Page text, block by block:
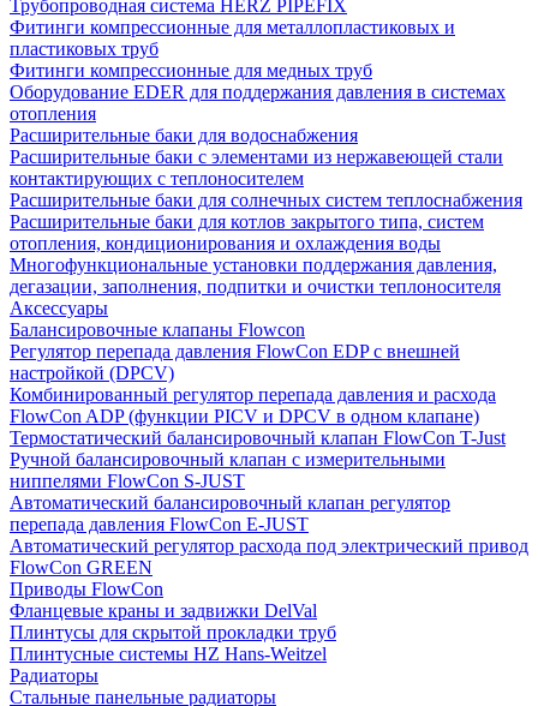
Трубопроводная система HERZ PIPEFIX
Фитинги компрессионные для металлопластиковых и
пластиковых труб
Фитинги компрессионные для медных труб
Оборудование EDER для поддержания давления в системах
отопления
Расширительные баки для водоснабжения
Расширительные баки с элементами из нержавеющей стали
контактирующих с теплоносителем
Расширительные баки для солнечных систем теплоснабжения
Расширительные баки для котлов закрытого типа, систем
отопления, кондиционирования и охлаждения воды
Многофункциональные установки поддержания давления,
дегазации, заполнения, подпитки и очистки теплоносителя
Аксессуары
Балансировочные клапаны Flowcon
Регулятор перепада давления FlowСon EDP с внешней
настройкой (DPCV)
Комбинированный регулятор перепада давления и расхода
FlowСon ADP (функции PICV и DPCV в одном клапане)
Термостатический балансировочный клапан FlowСon T-Just
Ручной балансировочный клапан с измерительными
ниппелями FlowСon S-JUST
Автоматический балансировочный клапан регулятор
перепада давления FlowСon E-JUST
Автоматический регулятор расхода под электрический привод
FlowСon GREEN
Приводы FlowCon
Фланцевые краны и задвижки DelVal
Плинтусы для скрытой прокладки труб
Плинтусные системы HZ Hans-Weitzel
Радиаторы
Стальные панельные радиаторы